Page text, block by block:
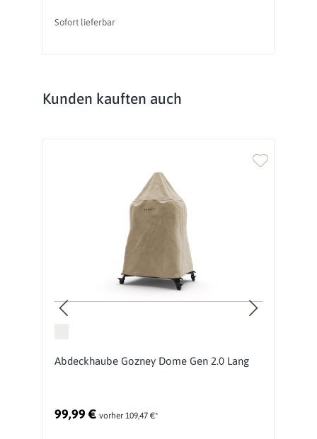
Sofort lieferbar
Produktgalerie überspringen
Kunden kauften auch
Abdeckhaube Gozney Dome Gen 2.0 Lang
99,99 € vorher 109,47 €*